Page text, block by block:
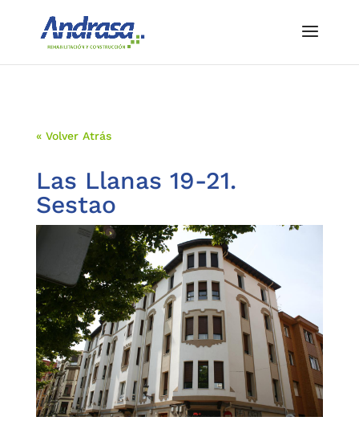
« Volver Atrás
Las Llanas 19-21.
Sestao